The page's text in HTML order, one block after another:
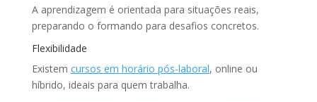
A aprendizagem é orientada para situações reais,
preparando o formando para desafios concretos.
Flexibilidade
Existem cursos em horário pós-laboral, online ou
híbrido, ideais para quem trabalha.